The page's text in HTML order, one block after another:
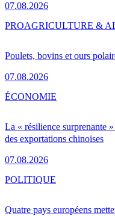
07.08.2026
Poulets, bovins et ours
07.08.2026
PROAGRICULTURE &
La « résilience surprenante
des exportations chinoises
07.08.2026
ÉCONOMIE
Quatre pays européens
POLITIQUE